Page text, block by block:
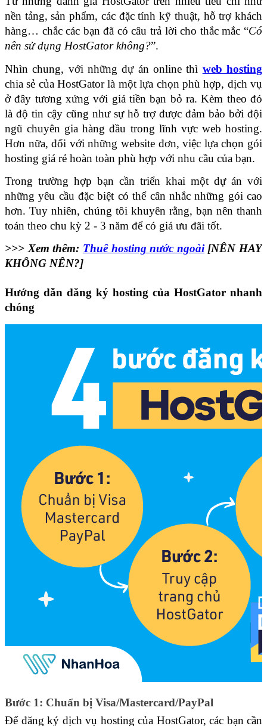
nền tảng, sản phẩm, các đặc tính kỹ thuật, hỗ trợ khách
hàng… chắc các bạn đã có câu trả lời cho thắc mắc “Có
nên sử dụng HostGator không?”.
Nhìn chung, với những dự án online thì web hosting
chia sẻ của HostGator là một lựa chọn phù hợp, dịch vụ
ở đây tương xứng với giá tiền bạn bỏ ra. Kèm theo đó
là độ tin cậy cũng như sự hỗ trợ được đảm bảo bởi đội
ngũ chuyên gia hàng đầu trong lĩnh vực web hosting.
Hơn nữa, đối với những website đơn, việc lựa chọn gói
hosting giá rẻ hoàn toàn phù hợp với nhu cầu của bạn.
Trong trường hợp bạn cần triển khai một dự án với
những yêu cầu đặc biệt có thể cân nhắc những gói cao
hơn. Tuy nhiên, chúng tôi khuyên rằng, bạn nên thanh
toán theo chu kỳ 2 - 3 năm để có giá ưu đãi tốt.
>>> Xem thêm: Thuê hosting nước ngoài[NÊN HAY
KHÔNG NÊN?]
Hướng dẫn đăng ký hosting của HostGator nhanh
chóng
Bước 1: Chuẩn bị Visa/Mastercard/PayPal
Để đăng ký dịch vụ hosting của HostGator, các bạn cần